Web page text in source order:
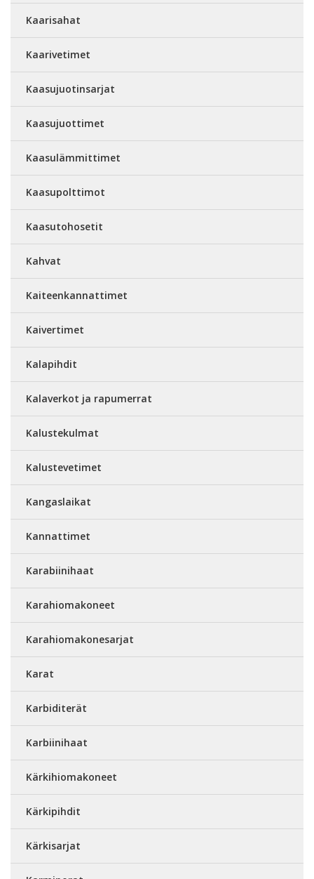
Kaarisahat
Kaarivetimet
Kaasujuotinsarjat
Kaasujuottimet
Kaasulämmittimet
Kaasupolttimot
Kaasutohosetit
Kahvat
Kaiteenkannattimet
Kaivertimet
Kalapihdit
Kalaverkot ja rapumerrat
Kalustekulmat
Kalustevetimet
Kangaslaikat
Kannattimet
Karabiinihaat
Karahiomakoneet
Karahiomakonesarjat
Karat
Karbiditerät
Karbiinihaat
Kärkihiomakoneet
Kärkipihdit
Kärkisarjat